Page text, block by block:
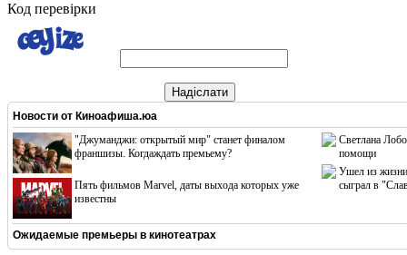
Код перевірки
Надіслати
Новости от Киноафиша.юа
"Джуманджи: открытый мир" станет финалом
франшизы. Когдаждать премьему?
Пять фильмов Marvel, даты выхода которых уже
известны
Светлана
помощи
Ушел из жизни
сыграл в
Ожидаемые премьеры в кинотеатрах